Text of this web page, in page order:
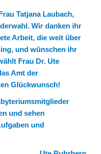
Tatjana Laubach,
Wir danken ihr
Arbeit, die weit über
und wünschen ihr
Frau Dr. Ute
Amt der
Glückwunsch!
und sehen
und